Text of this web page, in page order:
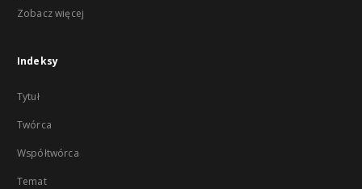
Zobacz więcej
Indeksy
Tytuł
Twórca
Współtwórca
Temat